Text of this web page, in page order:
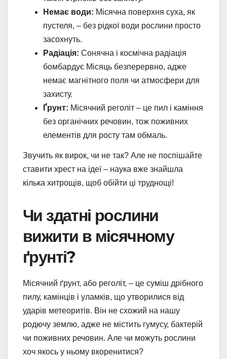
Немає води: Місячна поверхня суха, як
пустеля, – без рідкої води рослини просто
засохнуть.
Радіація: Сонячна і космічна радіація
бомбардує Місяць безперервно, адже
немає магнітного поля чи атмосфери для
захисту.
Ґрунт: Місячний реголіт – це пил і каміння
без органічних речовин, тож поживних
елементів для росту там обмаль.
Звучить як вирок, чи не так? Але не поспішайте
ставити хрест на ідеї – наука вже знайшла
кілька хитрощів, щоб обійти ці труднощі!
Чи здатні рослини
вижити в місячному
ґрунті?
Місячний ґрунт, або реголіт, – це суміш дрібного
пилу, камінців і уламків, що утворилися від
ударів метеоритів. Він не схожий на нашу
родючу землю, адже не містить гумусу, бактерій
чи поживних речовин. Але чи можуть рослини
хоч якось у ньому вкоренитися?